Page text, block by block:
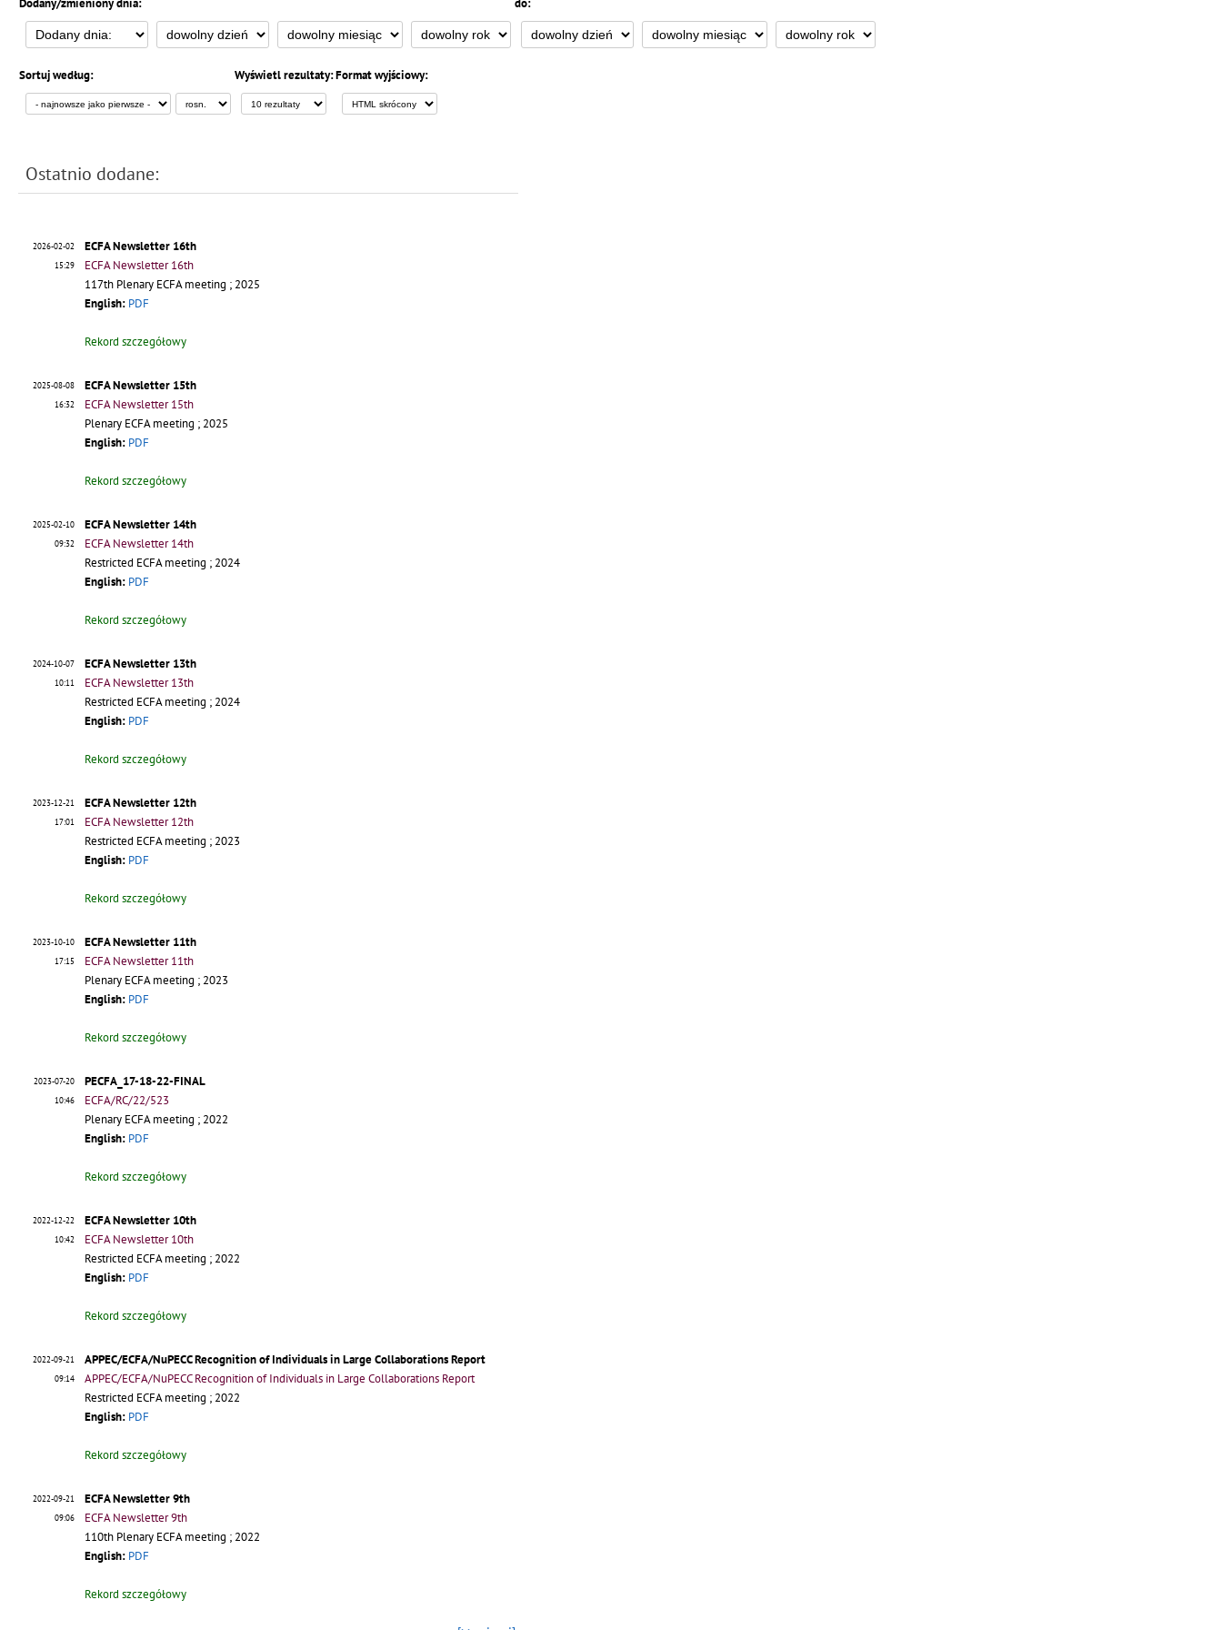
Dodany/zmieniony dnia: do:
Sortuj według: Wyświetl rezultaty:Format wyjściowy:
Ostatnio dodane:
2026-02-02
15:29
ECFA Newsletter 16th
ECFA Newsletter 16th
117th Plenary ECFA meeting ; 2025
English: PDF
Rekord szczegółowy
2025-08-08
16:32
ECFA Newsletter 15th
ECFA Newsletter 15th
Plenary ECFA meeting ; 2025
English: PDF
Rekord szczegółowy
2025-02-10
09:32
ECFA Newsletter 14th
ECFA Newsletter 14th
Restricted ECFA meeting ; 2024
English: PDF
Rekord szczegółowy
2024-10-07
10:11
ECFA Newsletter 13th
ECFA Newsletter 13th
Restricted ECFA meeting ; 2024
English: PDF
Rekord szczegółowy
2023-12-21
17:01
ECFA Newsletter 12th
ECFA Newsletter 12th
Restricted ECFA meeting ; 2023
English: PDF
Rekord szczegółowy
2023-10-10
17:15
ECFA Newsletter 11th
ECFA Newsletter 11th
Plenary ECFA meeting ; 2023
English: PDF
Rekord szczegółowy
2023-07-20
10:46
PECFA_17-18-22-FINAL
ECFA/RC/22/523
Plenary ECFA meeting ; 2022
English: PDF
Rekord szczegółowy
2022-12-22
10:42
ECFA Newsletter 10th
ECFA Newsletter 10th
Restricted ECFA meeting ; 2022
English: PDF
Rekord szczegółowy
2022-09-21
09:14
APPEC/ECFA/NuPECC Recognition of Individuals in Large Collaborations Report
APPEC/ECFA/NuPECC Recognition of Individuals in Large Collaborations Report
Restricted ECFA meeting ; 2022
English: PDF
Rekord szczegółowy
2022-09-21
09:06
ECFA Newsletter 9th
ECFA Newsletter 9th
110th Plenary ECFA meeting ; 2022
English: PDF
Rekord szczegółowy